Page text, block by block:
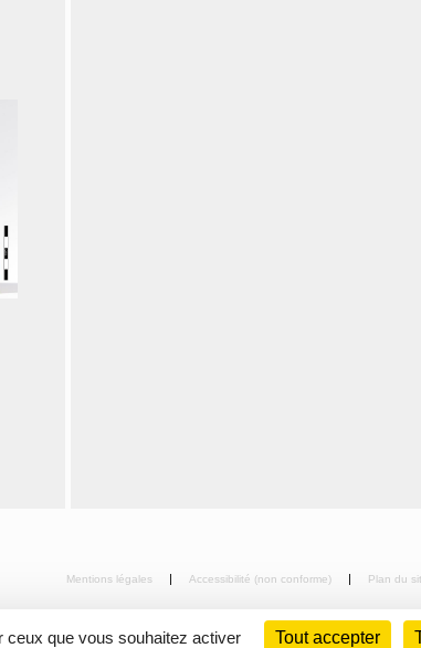
Mentions légales Accessibilité (non conforme) Plan du
ceux que vous souhaitez activer Tout accepter